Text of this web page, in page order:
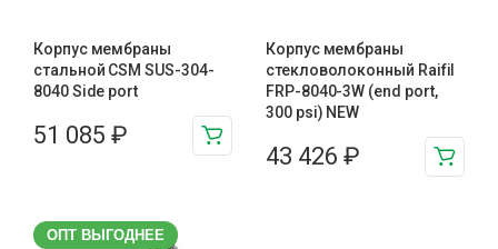
Корпус мембраны
стальной CSM SUS-304-
8040 Side port
51 085 ₽
Корпус мембраны
стекловолоконный Raifil
FRP-8040-3W (end port,
300 psi) NEW
43 426 ₽
ОПТ ВЫГОДНЕЕ